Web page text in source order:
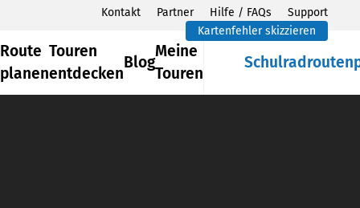
Kontakt Partner Hilfe / FAQs
Support
Kartenfehler skizzieren
Route
planen
Touren
entdecken
Blog
Meine
Touren